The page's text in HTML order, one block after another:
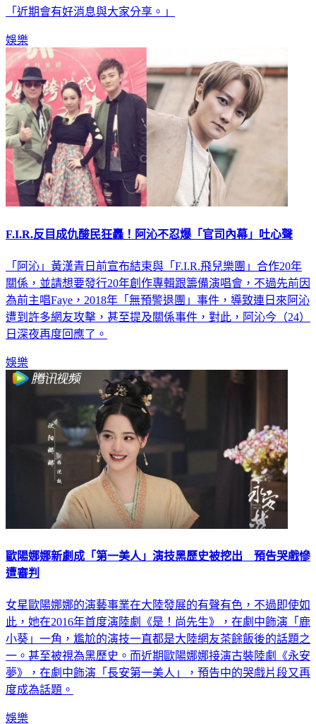
「近期會有好消息與大家分享。」
娛樂
F.I.R.反目成仇酸民狂轟！阿沁不忍爆「官司內幕」吐心聲
「阿沁」黃漢青日前宣布結束與「F.I.R.飛兒樂團」合作20年
關係，並請想要發行20年創作專輯跟籌備演唱會，不過先前因
為前主唱Faye，2018年「無預警退團」事件，導致連日來阿沁
遭到許多網友攻擊，甚至提及關係事件，對此，阿沁今（24）
日深夜再度回應了。
娛樂
歐陽娜娜新劇成「第一美人」演技黑歷史被挖出 預告哭戲慘
遭審判
女星歐陽娜娜的演藝事業在大陸發展的有聲有色，不過即使如
此，她在2016年首度演陸劇《是！尚先生》，在劇中飾演「鹿
小葵」一角，尷尬的演技一直都是大陸網友茶餘飯後的話題之
一。甚至被視為黑歷史。而近期歐陽娜娜接演古裝陸劇《永安
夢》，在劇中飾演「長安第一美人」，預告中的哭戲片段又再
度成為話題。
娛樂